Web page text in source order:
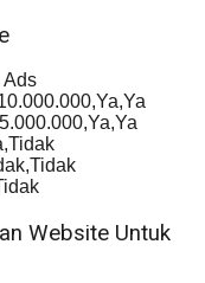
Ads
Website Untuk